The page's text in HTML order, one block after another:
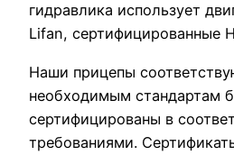
гидравлика использует
Lifan, сертифицированные
Наши прицепы
необходимым стандартам
сертифицированы в
требованиями.